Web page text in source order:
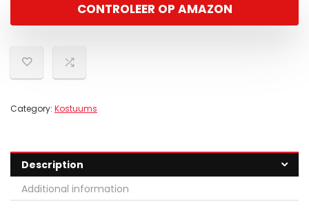
CONTROLEER OP AMAZON
Category: Kostuums
Description
Additional information